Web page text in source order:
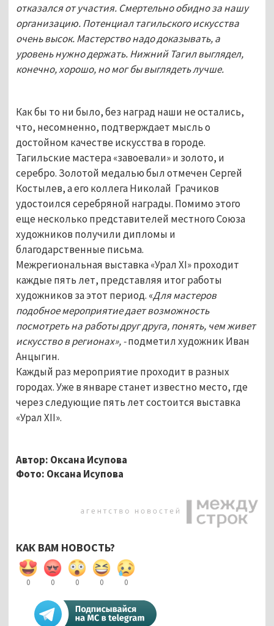
отказался от участия. Смертельно обидно за нашу
организацию. Потенциал тагильского искусства
очень высок. Мастерство надо доказывать, а
уровень нужно держать. Нижний Тагил выглядел,
конечно, хорошо, но мог бы выглядеть лучше.
Как бы то ни было, без наград наши не остались,
что, несомненно, подтверждает мысль о
достойном качестве искусства в городе.
Тагильские мастера «завоевали» и золото, и
серебро. Золотой медалью был отмечен Сергей
Костылев, а его коллега Николай Грачиков
удостоился серебряной награды. Помимо этого
еще несколько представителей местного Союза
художников получили дипломы и
благодарственные письма.
Межрегиональная выставка «Урал XI» проходит
каждые пять лет, представляя итог работы
художников за этот период. «Для мастеров
подобное мероприятие дает возможность
посмотреть на работы друг друга, понять, чем живет
искусство в регионах», -подметил художник Иван
Анцыгин.
Каждый раз мероприятие проходит в разных
городах. Уже в январе станет известно место, где
через следующие пять лет состоится выставка
«Урал XII».
Автор: Оксана Исупова
Фото: Оксана Исупова
КАК ВАМ НОВОСТЬ?
0 0 0 0 0